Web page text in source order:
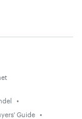
Guide